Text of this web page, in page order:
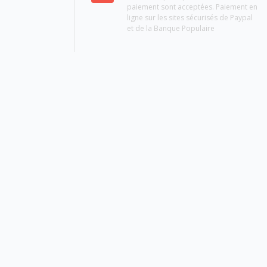
paiement sont acceptées. Paiement en
ligne sur les sites sécurisés de Paypal
et de la Banque Populaire